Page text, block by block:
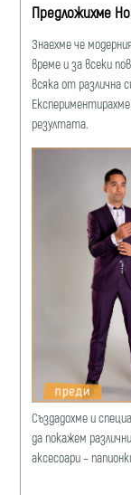
Предложихме
Знаехме че
време и за всеки
всяка от различна
резултата.
Създадохме и
да покажем
аксесоари –